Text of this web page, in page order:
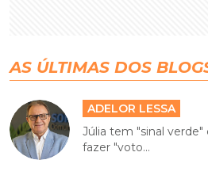
AS ÚLTIMAS DOS
ADELOR LESSA
Júlia tem "sinal verde"
fazer "voto...